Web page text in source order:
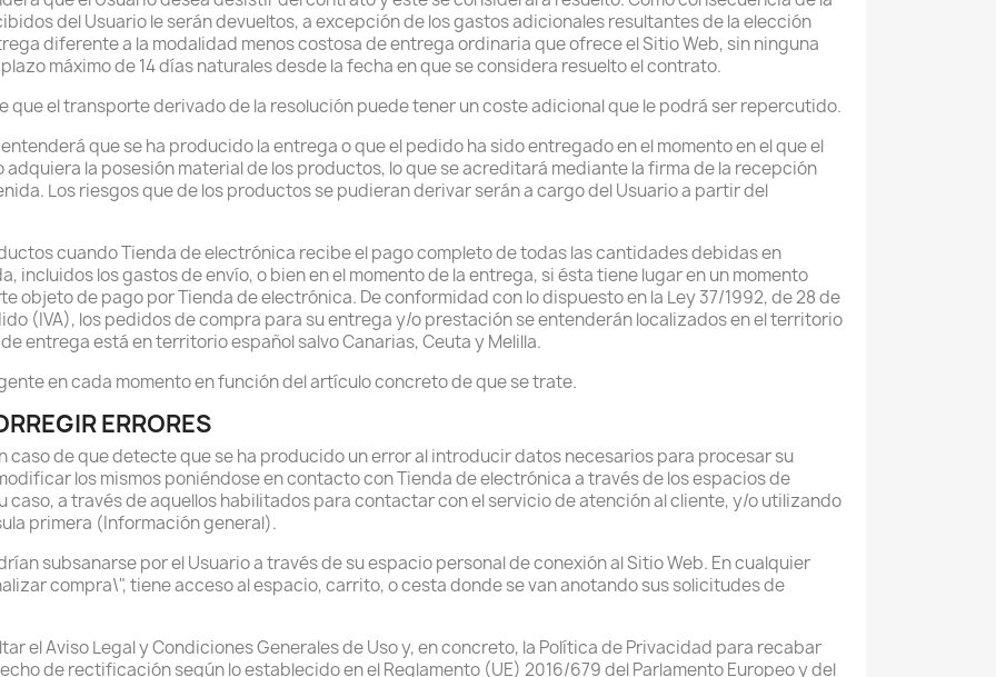
del Usuario le serán devueltos, a excepción de los gastos adicionales resultantes de la elección
diferente a la modalidad menos costosa de entrega ordinaria que ofrece el Sitio Web, sin ninguna
máximo de 14 días naturales desde la fecha en que se considera resuelto el contrato.
que el transporte derivado de la resolución puede tener un coste adicional que le podrá ser repercutido.
que se ha producido la entrega o que el pedido ha sido entregado en el momento en el que el
la posesión material de los productos, lo que se acreditará mediante la firma de la recepción
Los riesgos que de los productos se pudieran derivar serán a cargo del Usuario a partir del
cuando Tienda de electrónica recibe el pago completo de todas las cantidades debidas en
incluidos los gastos de envío, o bien en el momento de la entrega, si ésta tiene lugar en un momento
objeto de pago por Tienda de electrónica. De conformidad con lo dispuesto en la Ley 37/1992, de 28 de
(IVA), los pedidos de compra para su entrega y/o prestación se entenderán localizados en el territorio
entrega está en territorio español salvo Canarias, Ceuta y Melilla.
en cada momento en función del artículo concreto de que se trate.
ERRORES
caso de que detecte que se ha producido un error al introducir datos necesarios para procesar su
los mismos poniéndose en contacto con Tienda de electrónica a través de los espacios de
caso, a través de aquellos habilitados para contactar con el servicio de atención al cliente, y/o utilizando
primera (Información general).
subsanarse por el Usuario a través de su espacio personal de conexión al Sitio Web. En cualquier
compra\", tiene acceso al espacio, carrito, o cesta donde se van anotando sus solicitudes de
el Aviso Legal y Condiciones Generales de Uso y, en concreto, la Política de Privacidad para recabar
de rectificación según lo establecido en el Reglamento (UE) 2016/679 del Parlamento Europeo y del